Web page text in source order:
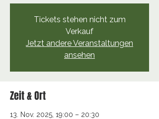
Tickets stehen nicht zum
Verkauf
Jetzt andere Veranstaltungen
ansehen
Zeit & Ort
13. Nov. 2025, 19:00 – 20:30